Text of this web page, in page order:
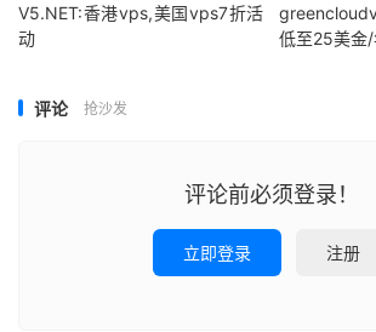
V5.NET:香港vps,美国vps7折活
动
低至25美金
评论 抢沙发
评论前必须登录！
立即登录 注册